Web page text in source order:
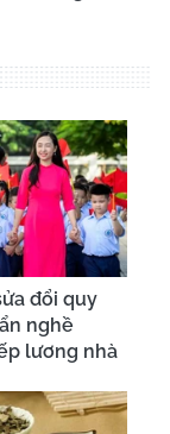
đổi quy
nghề
lương nhà